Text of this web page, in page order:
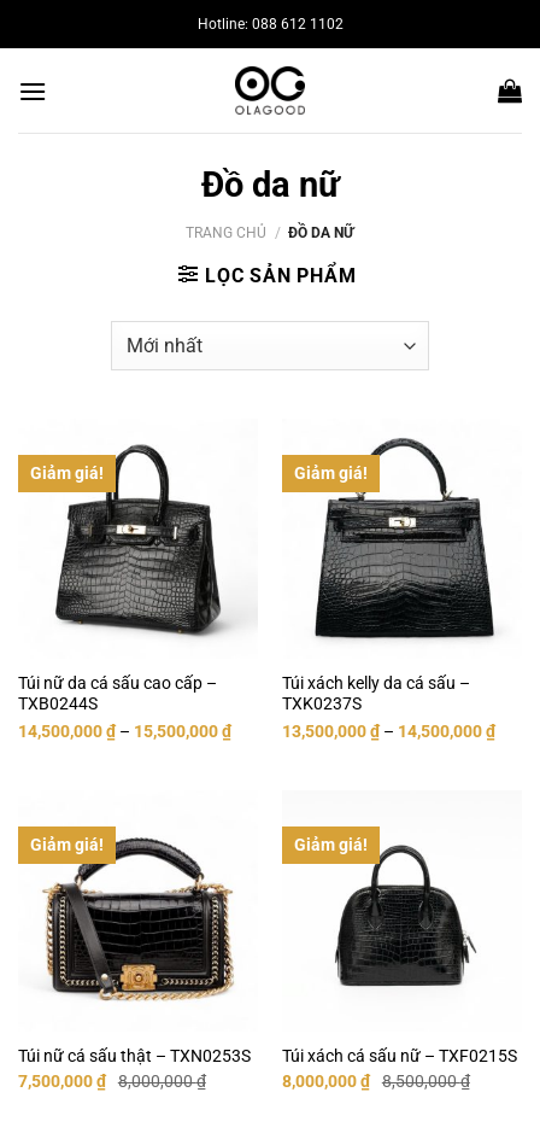
qua
dung
Hotline: 088 612 1102
Đồ da nữ
TRANG CHỦ / ĐỒ DA NỮ
LỌC SẢN PHẨM
Giảm giá!
Túi nữ da cá sấu cao cấp –
TXB0244S
14,500,000₫– 15,500,000₫
Giảm giá!
Túi xách kelly da cá sấu –
TXK0237S
13,500,000₫– 14,500,000₫
Giảm giá!
Túi nữ cá sấu thật – TXN0253S
8,000,000₫
Giá
gốc
7,500,000₫Giá
hiện
Giảm giá!
Túi xách cá sấu nữ – TXF0215S
8,500,000₫
Giá
gốc
8,000,000₫Giá
hiện